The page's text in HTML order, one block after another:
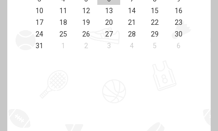
10
11 12 13 14 15
16
17
18 19 20 21 22
23
24
25 26 27 28 29
30
31
1 2 3 4 5 6